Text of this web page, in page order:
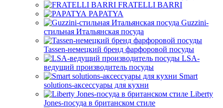
FRATELLI BARRI
PAPATYA
Guzzini-
стильная Итальянская посуда
Tassen-немецкий бренд фарфоровой посуды
LSA-
ведущий производитель посуды
Smart
solutions-аксессуары для кухни
Liberty
Jones-посуда в британском стиле